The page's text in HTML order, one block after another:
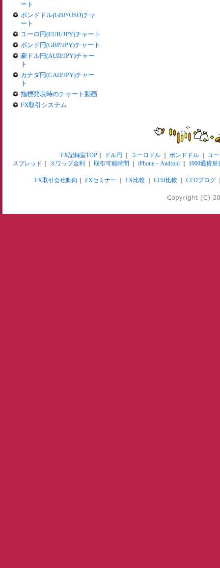
ート
ポンドドル(GBP/USD)チャ
ート
ユーロ円(EUR/JPY)チャート
ポンド円(GBP/JPY)チャート
豪ドル円(AUD/JPY)チャー
ト
カナダ円(CAD/JPY)チャー
ト
指標発表時のチャート動画
FX取引システム
FX記録室TOP｜ ドル円 ユーロドル｜ ポンドドル｜ ユ
スプレッド
スワップ金利 取引可能時間 iPhone・Android 1000通貨単
FX取引会社動向 FXセミナー FX比較 CFD比較 CFDブログ